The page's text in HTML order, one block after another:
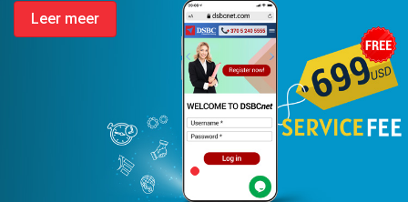
Leer meer